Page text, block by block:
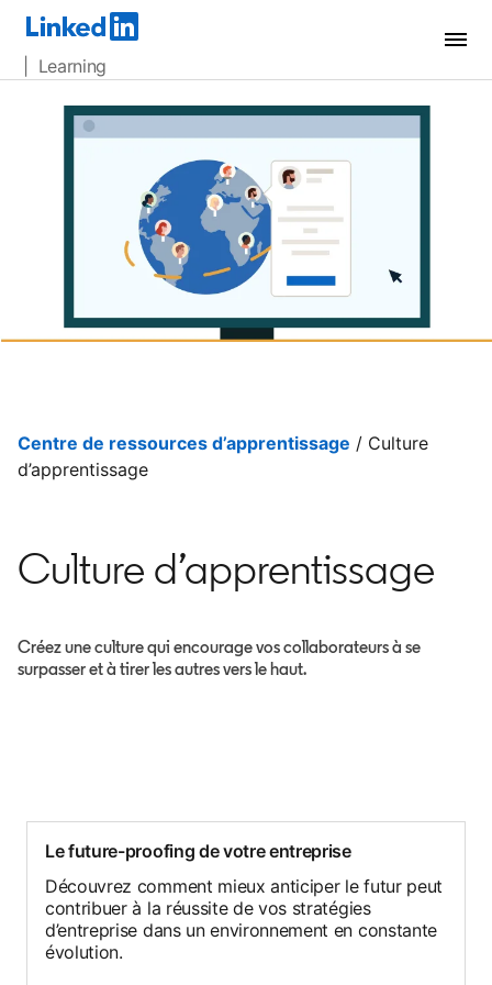
| Learning
Centre de ressources d’apprentissage / Culture
d’apprentissage
Culture d’apprentissage
Créez une culture qui encourage vos collaborateurs à se
surpasser et à tirer les autres vers le haut.
Le future-proofing de votre entreprise
Découvrez comment mieux anticiper le futur peut
contribuer à la réussite de vos stratégies
d’entreprise dans un environnement en constante
évolution.